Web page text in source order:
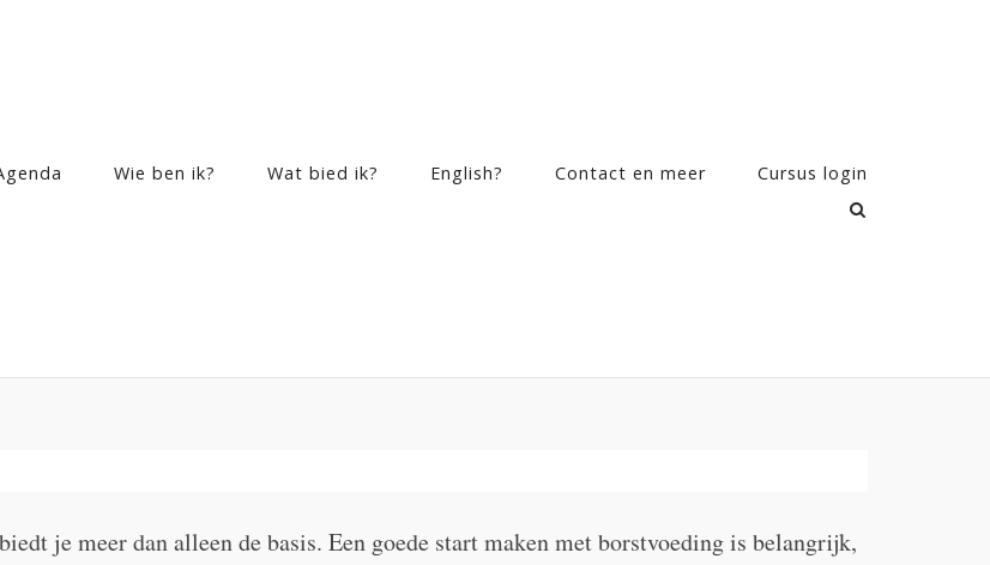
Wie ben ik? Wat bied ik? English? Contact en meer Cursus login
je meer dan alleen de basis. Een goede start maken met borstvoeding is belangrijk,